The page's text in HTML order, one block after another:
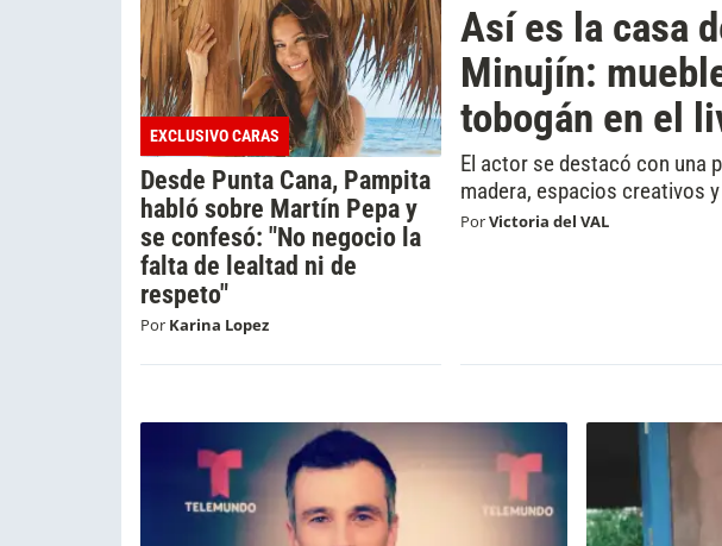
Así es la casa
Minujín:
tobogán en el
El actor se destacó con una
madera, espacios creativos
PorVictoria del VAL
EXCLUSIVO CARAS
Desde Punta Cana, Pampita
habló sobre Martín Pepa y
se confesó: "No negocio la
falta de lealtad ni de
respeto"
Por Karina Lopez